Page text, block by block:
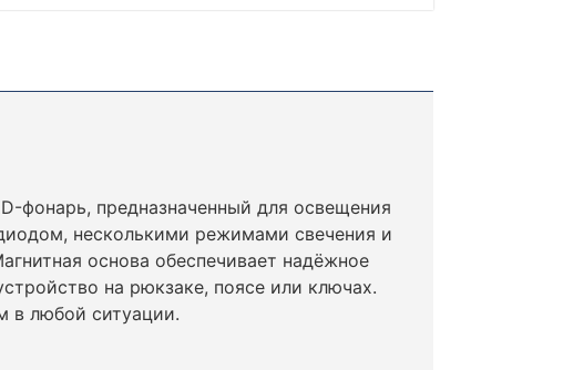
фонарь, предназначенный для освещения
несколькими режимами свечения и
основа обеспечивает надёжное
на рюкзаке, поясе или ключах.
в любой ситуации.